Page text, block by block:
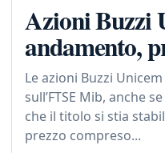
Azioni Buzzi
andamento,
Le azioni Buzzi
sull’FTSE Mib, anche
che il titolo si stia
prezzo compreso...